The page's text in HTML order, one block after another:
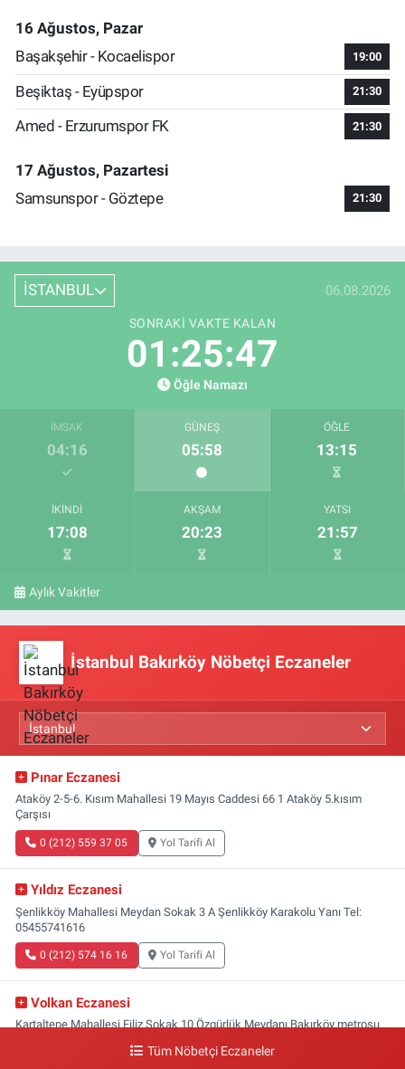
16 Ağustos, Pazar
Başakşehir - Kocaelispor
19:00
Beşiktaş - Eyüpspor 21:30
Amed - Erzurumspor FK 21:30
17 Ağustos, Pazartesi
Samsunspor - Göztepe
21:30
İSTANBUL 06.08.2026
SONRAKI VAKTE KALAN
01:25:47
Öğle Namazı
İMSAK
04:16
GÜNEŞ
05:58
ÖĞLE
13:15
İKINDI
17:08
AKŞAM
20:23
YATSI
21:57
Aylık Vakitler
İstanbul Bakırköy Nöbetçi Eczaneler
Pınar Eczanesi
Ataköy 2-5-6. Kısım Mahallesi 19 Mayıs Caddesi 66 1 Ataköy 5.kısım
Çarşısı
0 (212) 559 37 05 Yol Tarifi Al
Yıldız Eczanesi
Şenlikköy Mahallesi Meydan Sokak 3 A Şenlikköy Karakolu Yanı Tel:
05455741616
0 (212) 574 16 16 Yol Tarifi Al
Volkan Eczanesi
Kartaltepe Mahallesi Filiz Sokak 10 Özgürlük Meydanı,Bakırköy metrosu
Tüm Nöbetçi Eczaneler